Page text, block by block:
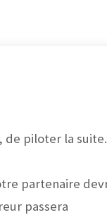
de piloter la suite.
partenaire
passera